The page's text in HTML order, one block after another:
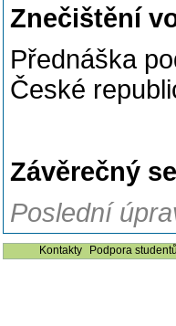
Znečištění
Přednáška
České
Závěrečný
Poslední
Kontakty
Podpora